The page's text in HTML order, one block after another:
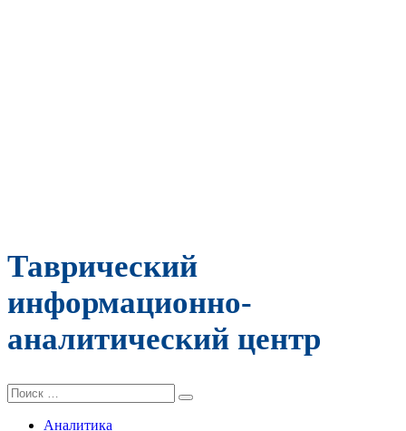
Таврический
информационно-
аналитический центр
Поиск:
Аналитика